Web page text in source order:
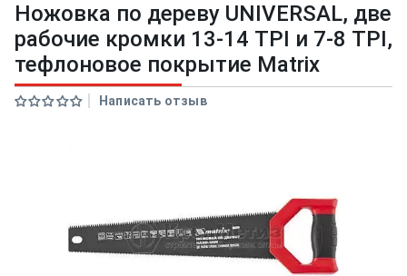
Ножовка по дереву UNIVERSAL, две
рабочие кромки 13-14 TPI и 7-8 TPI,
тефлоновое покрытие Matrix
Написать отзыв